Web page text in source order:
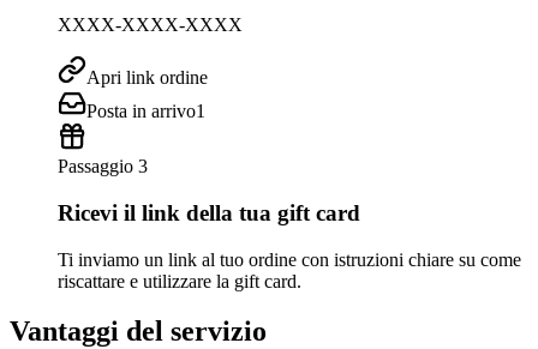
XXXX-XXXX-XXXX
Apri link ordine
Posta in arrivo1
Passaggio 3
Ricevi il link della tua gift card
Ti inviamo un link al tuo ordine con istruzioni chiare su come
riscattare e utilizzare la gift card.
Vantaggi del servizio